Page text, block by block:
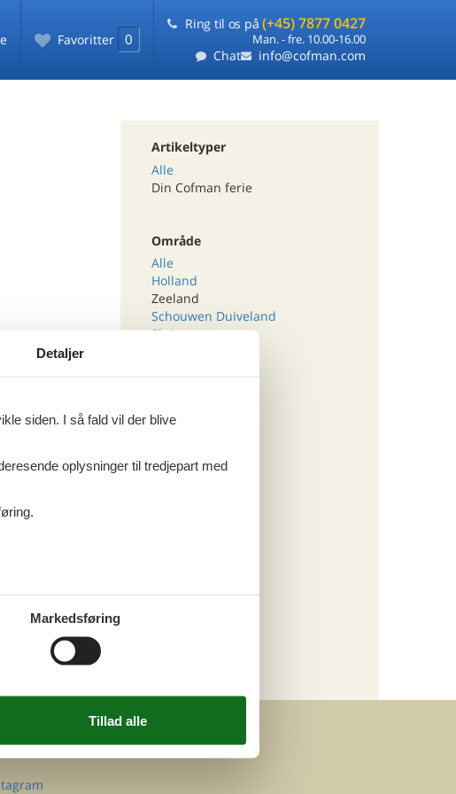
Favoritter 0
Ring til os på (+45) 7877 0427
Man. - fre. 10.00-16.00
Chat info@cofman.com
Artikeltyper
Alle
Din Cofman ferie
Område
Alle
Holland
Zeeland
Schouwen Duiveland
Sluis
Alle
Detaljer
siden. I så fald vil der blive
oplysninger til tredjepart med
Markedsføring